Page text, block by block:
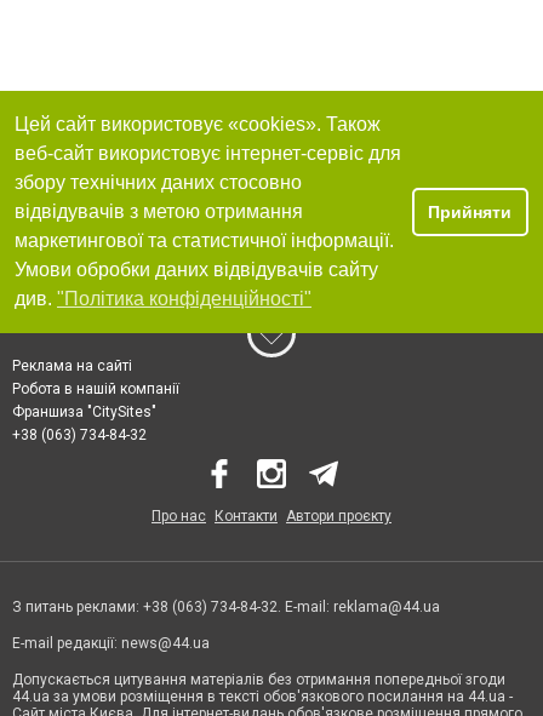
Цей сайт використовує «cookies». Також
веб-сайт використовує інтернет-сервіс для
збору технічних даних стосовно
відвідувачів з метою отримання
маркетингової та статистичної інформації.
Умови обробки даних відвідувачів сайту
див. "Політика конфіденційності"
Прийняти
Реклама на сайті
Робота в нашій компанії
Франшиза "CitySites"
+38 (063) 734-84-32
Про нас Контакти Автори проєкту
З питань реклами: +38 (063) 734-84-32. E-mail: reklama@44.ua
E-mail редакції: news@44.ua
Допускається цитування матеріалів без отримання попередньої згоди
44.ua за умови розміщення в тексті обов'язкового посилання на 44.ua -